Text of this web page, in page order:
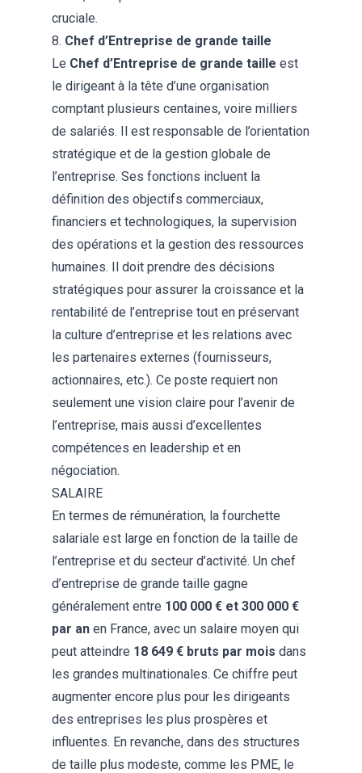
cruciale​.
8. Chef d’Entreprise de grande taille
Le Chef d’Entreprise de grande taille est
le dirigeant à la tête d’une organisation
comptant plusieurs centaines, voire milliers
de salariés. Il est responsable de l’orientation
stratégique et de la gestion globale de
l’entreprise. Ses fonctions incluent la
définition des objectifs commerciaux,
financiers et technologiques, la supervision
des opérations et la gestion des ressources
humaines. Il doit prendre des décisions
stratégiques pour assurer la croissance et la
rentabilité de l’entreprise tout en préservant
la culture d’entreprise et les relations avec
les partenaires externes (fournisseurs,
actionnaires, etc.). Ce poste requiert non
seulement une vision claire pour l’avenir de
l’entreprise, mais aussi d’excellentes
compétences en leadership et en
négociation.
SALAIRE
En termes de rémunération, la fourchette
salariale est large en fonction de la taille de
l’entreprise et du secteur d’activité. Un chef
d’entreprise de grande taille gagne
généralement entre 100 000 € et 300 000 €
par an en France, avec un salaire moyen qui
peut atteindre 18 649 € bruts par mois dans
les grandes multinationales. Ce chiffre peut
augmenter encore plus pour les dirigeants
des entreprises les plus prospères et
influentes. En revanche, dans des structures
de taille plus modeste, comme les PME, le